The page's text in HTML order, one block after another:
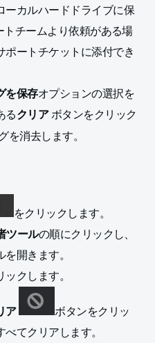
ーカルハードドライブに保
チームより依頼がある場
ートチケットに添付でき
を保存オプションの選択を
るクリアボタンをクリック
を消去します。
をクリックします。
ツールの順にクリックし、
開きます。
クします。
ア ボタンをクリッ
てクリアします。